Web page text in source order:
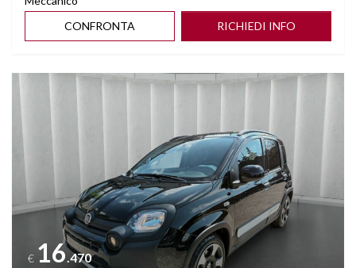
CONFRONTA
RICHIEDI INFO
Vedi dettagli
€ 16 .470